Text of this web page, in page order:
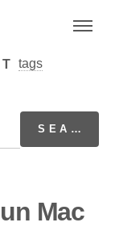
tags
Mac